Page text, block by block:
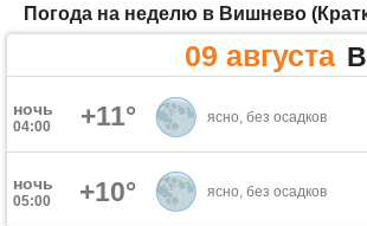
Погода на неделю в Вишнево
09 августа
ночь
04:00 +11° ясно, без осадков
ночь
05:00 +10° ясно, без осадков